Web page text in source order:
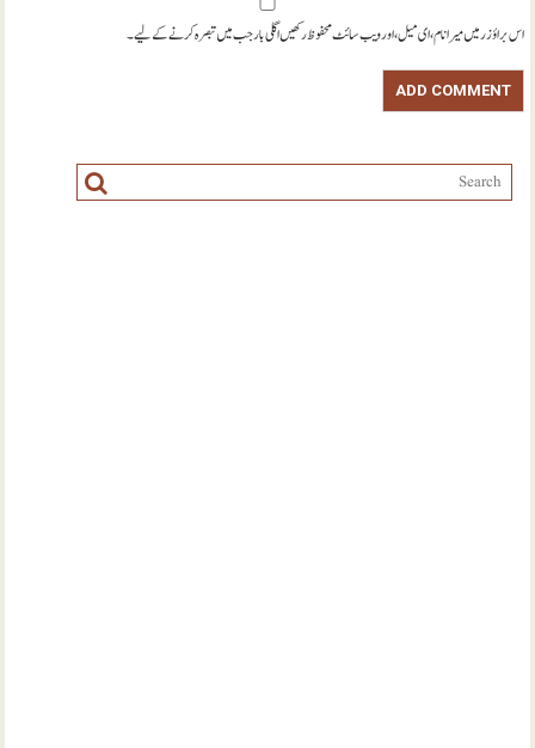
اس براؤزر میں میرا نام، ای میل، اور ویب سائٹ محفوظ رکھیں اگلی بار جب میں تبصرہ کرنے کےلیے۔